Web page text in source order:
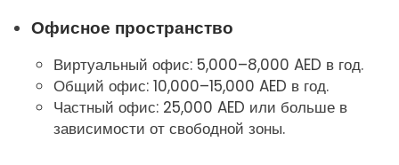
Офисное пространство
Виртуальный офис: 5,000–8,000 AED в год.
Общий офис: 10,000–15,000 AED в год.
Частный офис: 25,000 AED или больше в
зависимости от свободной зоны.